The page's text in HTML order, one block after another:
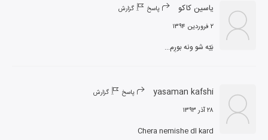
یاسین کاکو پاسخ گزارش
۲ فروردین ۱۳۹۴
بَیّه شو ونه بورِم...
yasaman kafshi پاسخ گزارش
۲۸ آذر ۱۳۹۳
Chera nemishe dl kard